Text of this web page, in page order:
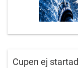
Cupen ej startad